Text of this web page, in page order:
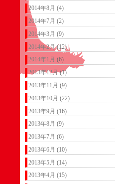
2014年8月 (4)
2014年7月 (2)
2014年3月 (9)
2014年2月(12)
2014年1月 (6)
2013年12月(1)
2013年11月 (9)
2013年10月 (22)
2013年9月 (16)
2013年8月 (9)
2013年7月 (6)
2013年6月 (10)
2013年5月 (14)
2013年4月 (15)